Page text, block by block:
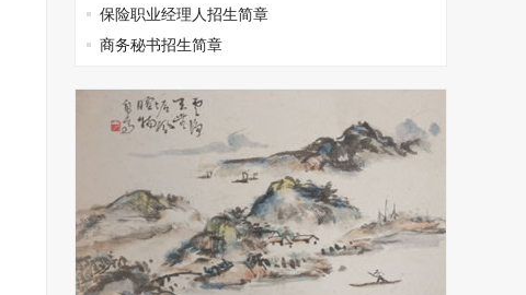
保险职业经理人招生简章
商务秘书招生简章